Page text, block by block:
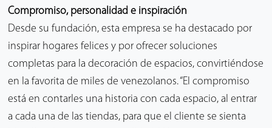
Compromiso, personalidad e inspiración
Desde su fundación, esta empresa se ha destacado por
inspirar hogares felices y por ofrecer soluciones
completas para la decoración de espacios, convirtiéndose
en la favorita de miles de venezolanos. “El compromiso
está en contarles una historia con cada espacio, al entrar
a cada una de las tiendas, para que el cliente se sienta